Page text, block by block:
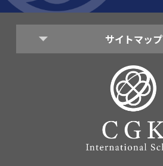
サイトマップ